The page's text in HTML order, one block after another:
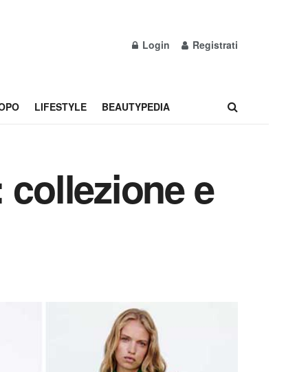
Login Registrati
LIFESTYLE BEAUTYPEDIA
collezione e